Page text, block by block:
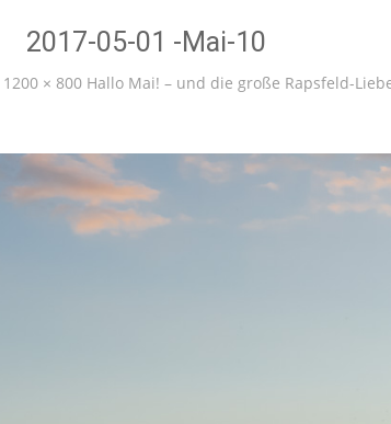
2017-05-01 -Mai-10
1200 × 800 Hallo Mai! – und die große Rapsfeld-